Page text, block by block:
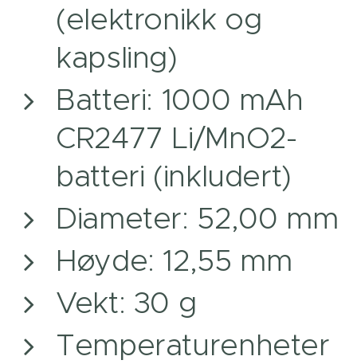
(elektronikk og
kapsling)
Batteri: 1000 mAh
CR2477 Li/MnO2-
batteri (inkludert)
Diameter: 52,00 mm
Høyde: 12,55 mm
Vekt: 30 g
Temperaturenheter